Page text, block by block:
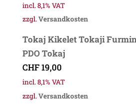
incl. 8,1% VAT
zzgl.Versandkosten
Tokaj Kikelet Tokaji
PDO Tokaj
CHF19,00
incl. 8,1% VAT
zzgl.Versandkosten